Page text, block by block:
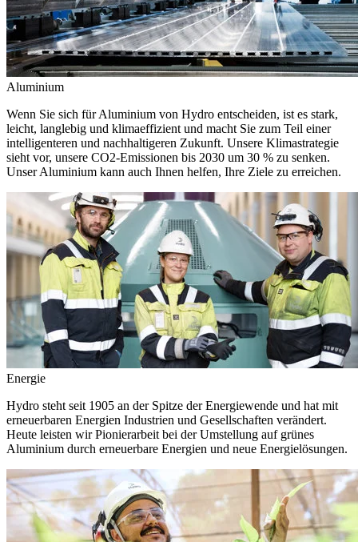
Aluminium
Wenn Sie sich für Aluminium von Hydro entscheiden, ist es stark,
leicht, langlebig und klimaeffizient und macht Sie zum Teil einer
intelligenteren und nachhaltigeren Zukunft. Unsere Klimastrategie
sieht vor, unsere CO2-Emissionen bis 2030 um 30 % zu senken.
Unser Aluminium kann auch Ihnen helfen, Ihre Ziele zu erreichen.
Energie
Hydro steht seit 1905 an der Spitze der Energiewende und hat mit
erneuerbaren Energien Industrien und Gesellschaften verändert.
Heute leisten wir Pionierarbeit bei der Umstellung auf grünes
Aluminium durch erneuerbare Energien und neue Energielösungen.